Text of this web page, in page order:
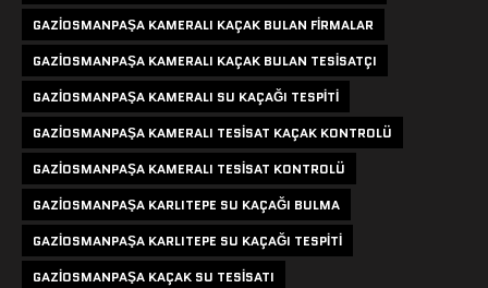
GAZIOSMANPAŞA KAMERALI KAÇAK BULAN FIRMALAR
GAZIOSMANPAŞA KAMERALI KAÇAK BULAN TESISATÇI
GAZIOSMANPAŞA KAMERALI SU KAÇAĞI TESPITI
GAZIOSMANPAŞA KAMERALI TESISAT KAÇAK KONTROLÜ
GAZIOSMANPAŞA KAMERALI TESISAT KONTROLÜ
GAZIOSMANPAŞA KARLITEPE SU KAÇAĞI BULMA
GAZIOSMANPAŞA KARLITEPE SU KAÇAĞI TESPITI
GAZIOSMANPAŞA KAÇAK SU TESISATI